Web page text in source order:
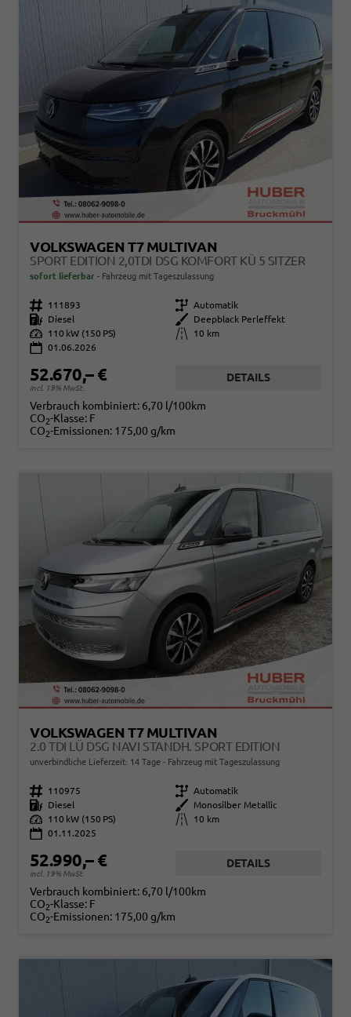
VOLKSWAGEN T7 MULTIVAN
SPORT EDITION 2,0TDI DSG KOMFORT KÜ 5 SITZER
sofort lieferbar Fahrzeug mit Tageszulassung
Fahrzeugnr. 111893 Getriebe Automatik
Kraftstoff
Diesel Außenfarbe
Deepblack Perleffekt
Leistung
110 kW (150 PS) Kilometerstand
10 km
01.06.2026
52.670,– €
incl. 19% MwSt.
DETAILS
Verbrauch kombiniert: 6,70 l/100km
CO2-Klasse: F
CO2-Emissionen: 175,00 g/km
VOLKSWAGEN T7 MULTIVAN
2.0 TDI LÜ DSG NAVI STANDH. SPORT EDITION
unverbindliche Lieferzeit: 14 Tage Fahrzeug mit Tageszulassung
Fahrzeugnr. 110975 Getriebe Automatik
Kraftstoff
Diesel Außenfarbe
Monosilber Metallic
Leistung
110 kW (150 PS) Kilometerstand
10 km
01.11.2025
52.990,– €
incl. 19% MwSt.
DETAILS
Verbrauch kombiniert: 6,70 l/100km
CO2-Klasse: F
CO2-Emissionen: 175,00 g/km